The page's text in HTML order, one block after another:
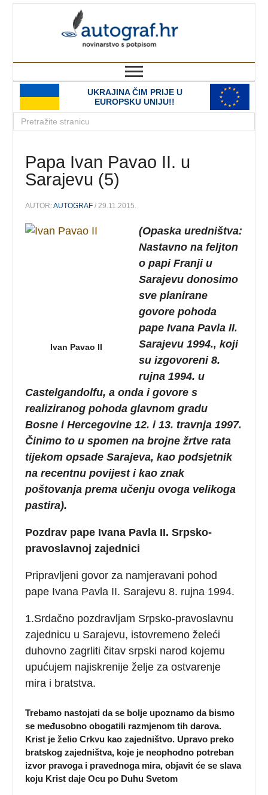
UKRAJINA ČIM PRIJE U
EUROPSKU UNIJU!!
Papa Ivan Pavao II. u
Sarajevu (5)
AUTOR:AUTOGRAF / 29.11.2015.
Ivan Pavao II
(Opaska uredništva:
Nastavno na feljton
o papi Franji u
Sarajevu donosimo
sve planirane
govore pohoda
pape Ivana Pavla II.
Sarajevu 1994., koji
su izgovoreni 8.
rujna 1994. u
Castelgandolfu, a onda i govore s
realiziranog pohoda glavnom gradu
Bosne i Hercegovine 12. i 13. travnja 1997.
Činimo to u spomen na brojne žrtve rata
tijekom opsade Sarajeva, kao podsjetnik
na recentnu povijest i kao znak
poštovanja prema učenju ovoga velikoga
pastira).
Pozdrav pape Ivana Pavla II. Srpsko-
pravoslavnoj zajednici
Pripravljeni govor za namjeravani pohod
pape Ivana Pavla II. Sarajevu 8. rujna 1994.
1.Srdačno pozdravljam Srpsko-pravoslavnu
zajednicu u Sarajevu, istovremeno želeći
duhovno zagrliti čitav srpski narod kojemu
upućujem najiskrenije želje za ostvarenje
mira i bratstva.
Trebamo nastojati da se bolje upoznamo da bismo
se međusobno obogatili razmjenom tih darova.
Krist je želio Crkvu kao zajedništvo. Upravo preko
bratskog zajedništva, koje je neophodno potreban
izvor pravoga i pravednoga mira, objavit će se slava
koju Krist daje Ocu po Duhu Svetom